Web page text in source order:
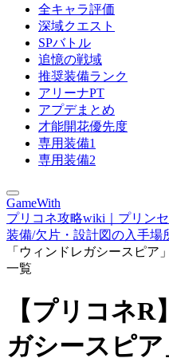
全キャラ評価
深域クエスト
SPバトル
追憶の戦域
推奨装備ランク
アリーナPT
アプデまとめ
才能開花優先度
専用装備1
専用装備2
GameWith
プリコネ攻略wiki｜プリン
装備/欠片・設計図の入手場
「ウィンドレガシースピア
一覧
【プリコネ
ガシースピ